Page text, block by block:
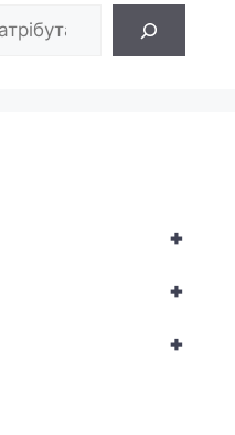
+
+
+